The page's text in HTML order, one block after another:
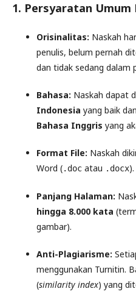
1. Persyaratan Umum
Orisinalitas: Naskah
penulis, belum pernah
dan tidak sedang dalam
Bahasa: Naskah dapat
Indonesia yang baik
Bahasa Inggris yang
Format File: Naskah
Word (.doc atau .docx).
Panjang Halaman:
hingga 8.000 kata
gambar).
Anti-Plagiarisme:
menggunakan Turnitin.
(similarity index) yang